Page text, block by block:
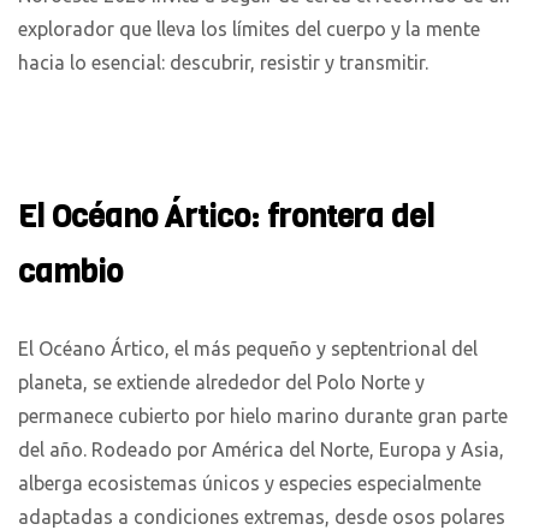
explorador que lleva los límites del cuerpo y la mente
hacia lo esencial: descubrir, resistir y transmitir.
El Océano Ártico: frontera del
cambio
El Océano Ártico, el más pequeño y septentrional del
planeta, se extiende alrededor del Polo Norte y
permanece cubierto por hielo marino durante gran parte
del año. Rodeado por América del Norte, Europa y Asia,
alberga ecosistemas únicos y especies especialmente
adaptadas a condiciones extremas, desde osos polares